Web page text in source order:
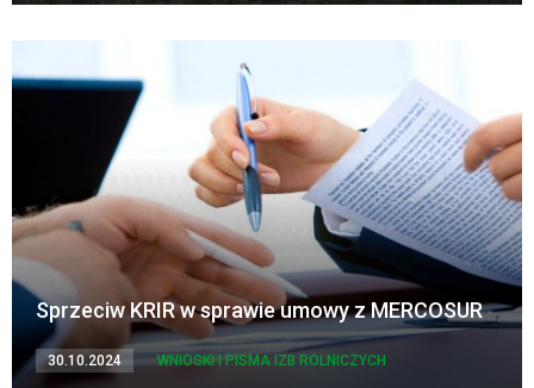
Sprzeciw KRIR w sprawie umowy z MERCOSUR
30.10.2024 WNIOSKI I PISMA IZB ROLNICZYCH